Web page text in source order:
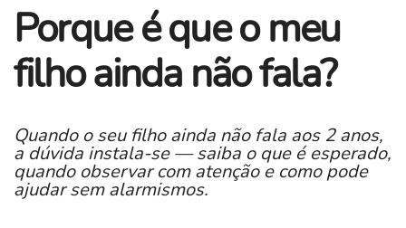
Porque é que o meu
filho ainda não fala?
Quando o seu filho ainda não fala aos 2 anos,
a dúvida instala-se — saiba o que é esperado,
quando observar com atenção e como pode
ajudar sem alarmismos.